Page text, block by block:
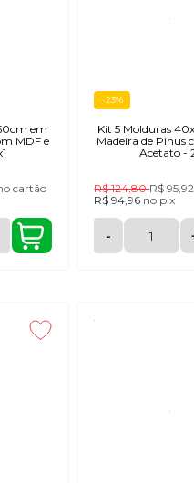
em
MDF e
cartão
-23%
Kit 5 Molduras
Madeira de Pinus
Acetato -
R$ 124,80R$ 95,92
R$ 94,96 no pix
-